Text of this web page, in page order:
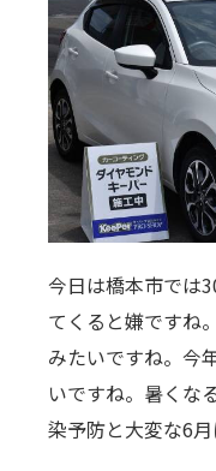
今日は橋本市では
てくると嫌ですね
みたいですね。今
いですね。暑くな
染予防と大変な6月